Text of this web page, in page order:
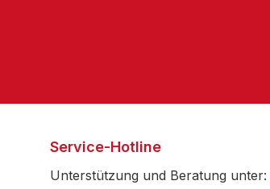
Service-Hotline
Unterstützung und Beratung unter: